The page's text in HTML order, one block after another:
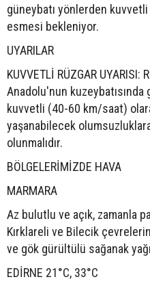
güneybatı yönlerden
esmesi bekleniyor.
UYARILAR
KUVVETLİ RÜZGAR UYARISI:
Anadolu'nun
kuvvetli (40-60 km/saat)
yaşanabilecek
olunmalıdır.
BÖLGELERİMİZDE HAVA
MARMARA
Az bulutlu ve açık, zamanla
Kırklareli ve Bilecik
ve gök gürültülü sağanak
EDİRNE 21°C, 33°C